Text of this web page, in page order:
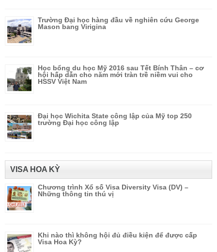
Trường Đại học hàng đầu về nghiên cứu George
Mason bang Virigina
Học bổng du học Mỹ 2016 sau Tết Bính Thân – cơ
hội hấp dẫn cho năm mới tràn trề niềm vui cho
HSSV Việt Nam
Đại học Wichita State công lập của Mỹ top 250
trường Đại học công lập
VISA HOA KỲ
Chương trình Xổ số Visa Diversity Visa (DV) –
Những thông tin thú vị
Khi nào thì không hội đủ điều kiện để được cấp
Visa Hoa Kỳ?